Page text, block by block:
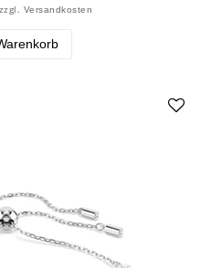
zzgl. Versandkosten